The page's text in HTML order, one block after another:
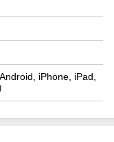
iPhone, iPad,